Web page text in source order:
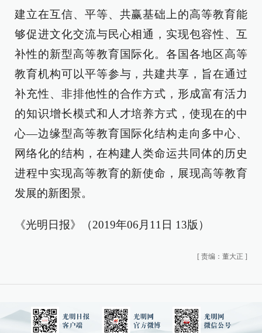
建立在互信、平等、共赢基础上的高等教育能
够促进文化交流与民心相通，实现包容性、互
补性的新型高等教育国际化。各国各地区高等
教育机构可以平等参与，共建共享，旨在通过
补充性、非排他性的合作方式，形成富有活力
的知识增长模式和人才培养方式，使现在的中
心—边缘型高等教育国际化结构走向多中心、
网络化的结构，在构建人类命运共同体的历史
进程中实现高等教育的新使命，展现高等教育
发展的新图景。
《光明日报》（2019年06月11日 13版）
[ 责编：董大正 ]